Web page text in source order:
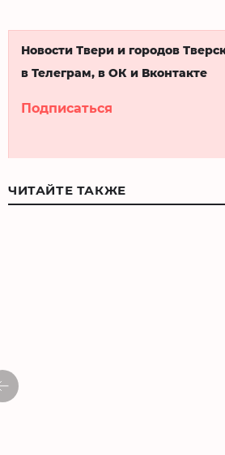
Новости Твери и городов
в Телеграм, в ОК и Вконтакте
Подписаться
ЧИТАЙТЕ ТАКЖЕ